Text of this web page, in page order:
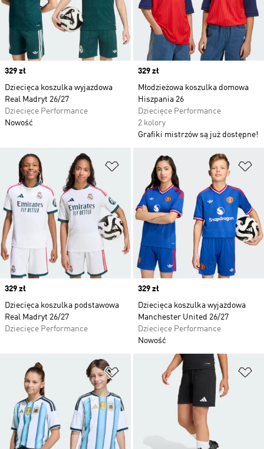
Price
329 zł
Dziecięca koszulka wyjazdowa
Real Madryt 26/27
Dziecięce Performance
Nowość
Price
329 zł
Młodzieżowa koszulka domowa
Hiszpania 26
Dziecięce Performance
2 kolory
Grafiki mistrzów są już dostępne!
Dodaj do listy życzeń
Price
329 zł
Dziecięca koszulka podstawowa
Real Madryt 26/27
Dziecięce Performance
Price
329 zł
Dziecięca koszulka wyjazdowa
Manchester United 26/27
Dziecięce Performance
Nowość
Dodaj do listy życzeń